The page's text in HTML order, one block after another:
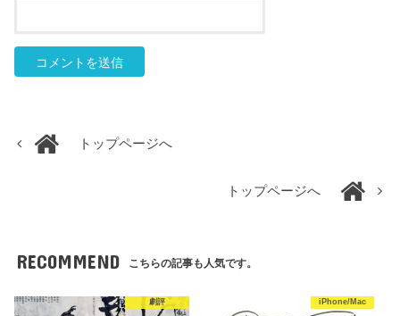
トップページへ
トップページへ
RECOMMEND こちらの記事も人気です。
劇評 iPhone/Mac